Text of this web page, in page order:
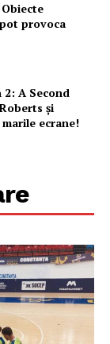
provoca
A Second
și
ecrane!